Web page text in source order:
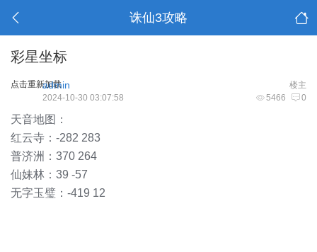
诛仙3攻略
彩星坐标
点击重新加载 楼主
admin
5466 0
2024-10-30 03:07:58
天音地图：
红云寺：-282 283
普济洲：370 264
仙妹林：39 -57
无字玉璧：-419 12